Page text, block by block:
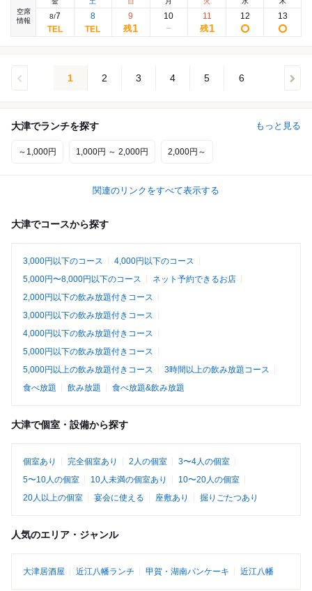
空席
情報
8/7 8
9
残1
10
11
残1
12 13
1 2 3 4 5 6
大津でランチを探す もっと見る
～1,000円 1,000円 ～ 2,000円 2,000円～
関連のリンクをすべて表示する
大津でコースから探す
3,000円以下のコース
4,000円以下のコース
5,000円〜8,000円以下のコース
ネット予約できるお店
2,000円以下の飲み放題付きコース
3,000円以下の飲み放題付きコース
4,000円以下の飲み放題付きコース
5,000円以下の飲み放題付きコース
5,000円以上の飲み放題付きコース
3時間以上の飲み放題コース
食べ放題
飲み放題 食べ放題&飲み放題
大津で個室・設備から探す
個室あり 完全個室あり 2人の個室
3〜4人の個室
5〜10人の個室
10人未満の個室あり
10〜20人の個室
20人以上の個室
宴会に使える 座敷あり 掘りごたつあり
人気のエリア・ジャンル
大津居酒屋 近江八幡ランチ 甲賀・湖南パンケーキ 近江八幡